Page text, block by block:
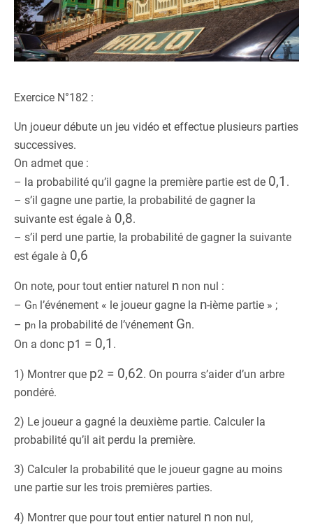
Exercice N°182 :
Un joueur débute un jeu vidéo et effectue plusieurs parties
successives.
On admet que :
– la probabilité qu’il gagne la première partie est de 0,1 .
– s’il gagne une partie, la probabilité de gagner la
suivante est égale à 0,8.
– s’il perd une partie, la probabilité de gagner la suivante
est égale à 0,6
On note, pour tout entier naturel n non nul :
– Gn l’événement « le joueur gagne la n-ième partie » ;
– pn la probabilité de l’vénement Gn.
On a donc p1 = 0,1 .
1) Montrer que p2 = 0,62. On pourra s’aider d’un arbre
pondéré.
2) Le joueur a gagné la deuxième partie. Calculer la
probabilité qu’il ait perdu la première.
3) Calculer la probabilité que le joueur gagne au moins
une partie sur les trois premières parties.
4) Montrer que pour tout entier naturel n non nul,